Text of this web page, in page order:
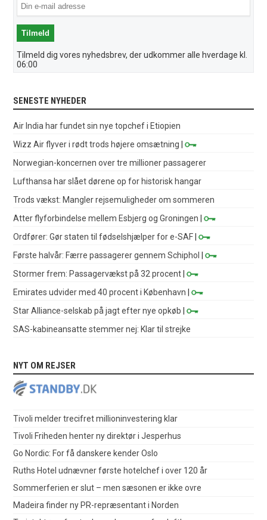
Tilmeld dig vores nyhedsbrev, der udkommer alle hverdage kl.
06:00
SENESTE NYHEDER
Air India har fundet sin nye topchef i Etiopien
Wizz Air flyver i rødt trods højere omsætning |
Norwegian-koncernen over tre millioner passagerer
Lufthansa har slået dørene op for historisk hangar
Trods vækst: Mangler rejsemuligheder om sommeren
Atter flyforbindelse mellem Esbjerg og Groningen |
Ordfører: Gør staten til fødselshjælper for e-SAF |
Første halvår: Færre passagerer gennem Schiphol
|
Stormer frem: Passagervækst på 32 procent |
Emirates udvider med 40 procent i København |
Star Alliance-selskab på jagt efter nye opkøb |
SAS-kabineansatte stemmer nej: Klar til strejke
NYT OM REJSER
Tivoli melder trecifret millioninvestering klar
Tivoli Friheden henter ny direktør i Jesperhus
Go Nordic: For få danskere kender Oslo
Ruths Hotel udnævner første hotelchef i over 120 år
Sommerferien er slut – men sæsonen er ikke ovre
Madeira finder ny PR-repræsentant i Norden